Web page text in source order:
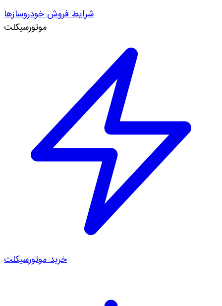
شرایط فروش خودروسازها
موتورسیکلت
خرید موتورسیکلت